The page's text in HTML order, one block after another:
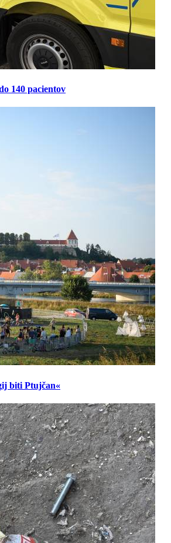
140 pacientov
biti Ptujčan«